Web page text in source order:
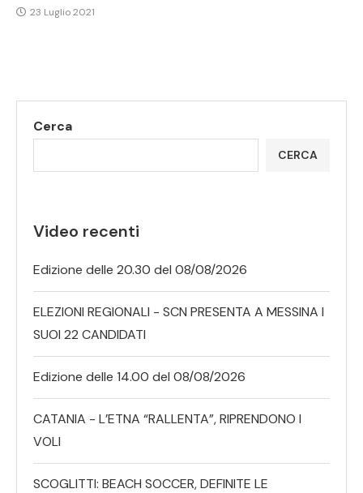
23 Luglio 2021
Cerca
CERCA
Video recenti
Edizione delle 20.30 del 08/08/2026
ELEZIONI REGIONALI - SCN PRESENTA A MESSINA I
SUOI 22 CANDIDATI
Edizione delle 14.00 del 08/08/2026
CATANIA - L’ETNA “RALLENTA”, RIPRENDONO I
VOLI
SCOGLITTI: BEACH SOCCER, DEFINITE LE